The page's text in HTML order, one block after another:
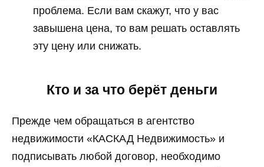
проблема. Если вам скажут, что у вас
завышена цена, то вам решать оставлять
эту цену или снижать.
Кто и за что берёт деньги
Прежде чем обращаться в агентство
недвижимости «КАСКАД Недвижимость» и
подписывать любой договор, необходимо